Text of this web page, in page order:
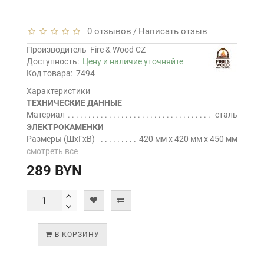
0 отзывов / Написать отзыв
Производитель Fire & Wood CZ
Доступность: Цену и наличие уточняйте
Код товара: 7494
Характеристики
ТЕХНИЧЕСКИЕ ДАННЫЕ
Материал
сталь
ЭЛЕКТРОКАМЕНКИ
Размеры (ШхГхВ)
420 мм х 420 мм х 450 мм
смотреть все
289 BYN
В КОРЗИНУ